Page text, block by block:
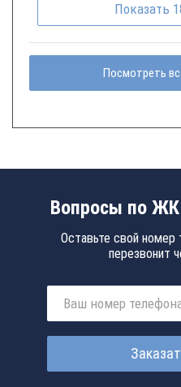
Показать
Посмотреть
Вопросы по ЖК
Оставьте свой номер
перезвонит